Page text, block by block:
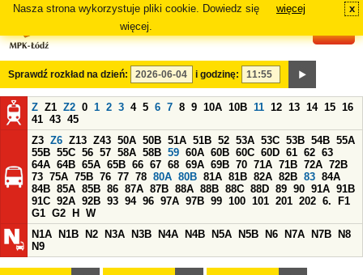
Nasza strona wykorzystuje pliki cookie. Dowiedz się
więcej.
więcej x
Sprawdź rozkład na dzień: i godzinę:
Z Z1 Z2 0 1 2 3 4 5 6 7 8 9 10A 10B 11 12 13 14 15 16
41 43 45
Z3 Z6 Z13 Z43 50A 50B 51A 51B 52 53A 53C 53B 54B 55A
55B 55C 56 57 58A 58B 59 60A 60B 60C 60D 61 62 63
64A 64B 65A 65B 66 67 68 69A 69B 70 71A 71B 72A 72B
73 75A 75B 76 77 78 80A 80B 81A 81B 82A 82B 83 84A
84B 85A 85B 86 87A 87B 88A 88B 88C 88D 89 90 91A 91B
91C 92A 92B 93 94 96 97A 97B 99 100 101 201 202 6.
F1
G1 G2 H
W
N1A
N1B N2 N3A N3B N4A N4B N5A N5B N6 N7A N7B
N8
N9